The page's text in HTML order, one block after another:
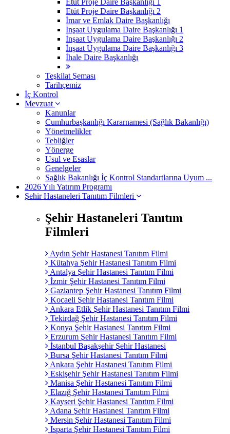
Etüt Proje Daire Başkanlığı 2
İmar ve Emlak Daire Başkanlığı
İnşaat Uygulama Daire Başkanlığı 1
İnşaat Uygulama Daire Başkanlığı 2
İnşaat Uygulama Daire Başkanlığı 3
İhale Daire Başkanlığı
Teşkilat Şeması
Tarihçemiz
İç Kontrol
Mevzuat
Kanunlar
Cumhurbaşkanlığı Kararnamesi (Sağlık Bakanlığı)
Yönetmelikler
Tebliğler
Yönerge
Usul ve Esaslar
Genelgeler
Sağlık Bakanlığı İç Kontrol Standartlarına Uyum ...
2026 Yılı Yatırım Programı
Şehir Hastaneleri Tanıtım Filmleri
Şehir Hastaneleri Tanıtım
Filmleri
Aydın Şehir Hastanesi Tanıtım Filmi
Kütahya Şehir Hastanesi Tanıtım Filmi
Antalya Şehir Hastanesi Tanıtım Filmi
İzmir Şehir Hastanesi Tanıtım Filmi
Gaziantep Şehir Hastanesi Tanıtım Filmi
Kocaeli Şehir Hastanesi Tanıtım Filmi
Ankara Etlik Şehir Hastanesi Tanıtım Filmi
Tekirdağ Şehir Hastanesi Tanıtım Filmi
Konya Şehir Hastanesi Tanıtım Filmi
Erzurum Şehir Hastanesi Tanıtım Filmi
İstanbul Başakşehir Şehir Hastanesi
Bursa Şehir Hastanesi Tanıtım Filmi
Ankara Şehir Hastanesi Tanıtım Filmi
Eskişehir Şehir Hastanesi Tanıtım Filmi
Manisa Şehir Hastanesi Tanıtım Filmi
Elazığ Şehir Hastanesi Tanıtım Filmi
Kayseri Şehir Hastanesi Tanıtım Filmi
Adana Şehir Hastanesi Tanıtım Filmi
Mersin Şehir Hastanesi Tanıtım Filmi
Isparta Şehir Hastanesi Tanıtım Filmi